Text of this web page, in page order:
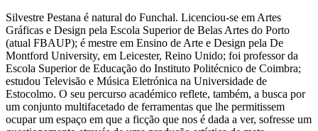
Silvestre Pestana é natural do Funchal. Licenciou-se em Artes
Gráficas e Design pela Escola Superior de Belas Artes do Porto
(atual FBAUP); é mestre em Ensino de Arte e Design pela De
Montford University, em Leicester, Reino Unido; foi professor da
Escola Superior de Educação do Instituto Politécnico de Coimbra;
estudou Televisão e Música Eletrónica na Universidade de
Estocolmo. O seu percurso académico reflete, também, a busca por
um conjunto multifacetado de ferramentas que lhe permitissem
ocupar um espaço em que a ficção que nos é dada a ver, sofresse um